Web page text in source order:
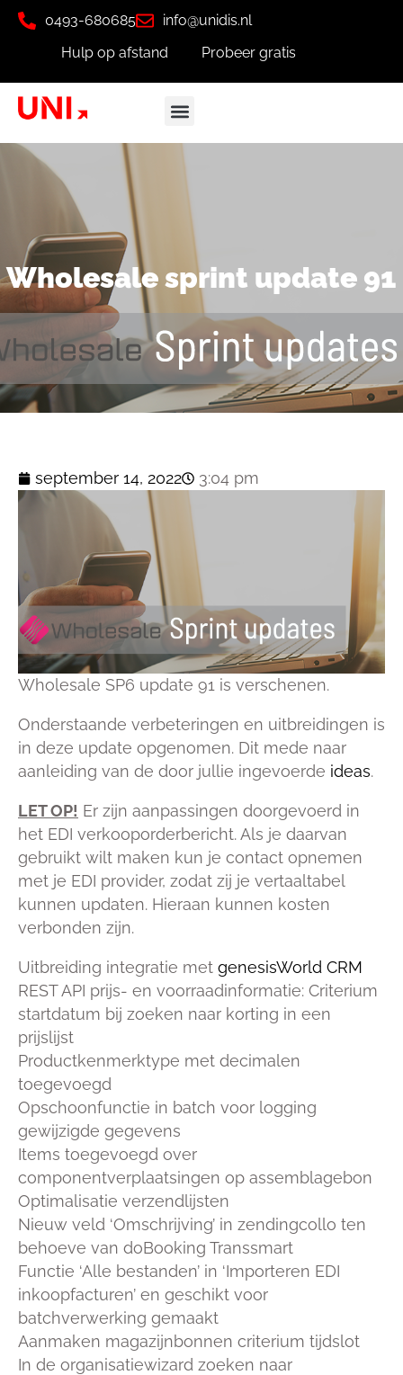
0493-680685
info@unidis.nl
Hulp op afstand
Probeer gratis
Wholesale sprint update 91
september 14, 2022 3:04 pm
Wholesale SP6 update 91 is verschenen.
Onderstaande verbeteringen en uitbreidingen is
in deze update opgenomen. Dit mede naar
aanleiding van de door jullie ingevoerde ideas.
LET OP! Er zijn aanpassingen doorgevoerd in
het EDI verkooporderbericht. Als je daarvan
gebruikt wilt maken kun je contact opnemen
met je EDI provider, zodat zij je vertaaltabel
kunnen updaten. Hieraan kunnen kosten
verbonden zijn.
Uitbreiding integratie met genesisWorld CRM
REST API prijs- en voorraadinformatie: Criterium
startdatum bij zoeken naar korting in een
prijslijst
Productkenmerktype met decimalen
toegevoegd
Opschoonfunctie in batch voor logging
gewijzigde gegevens
Items toegevoegd over
componentverplaatsingen op assemblagebon
Optimalisatie verzendlijsten
Nieuw veld ‘Omschrijving’ in zendingcollo ten
behoeve van doBooking Transsmart
Functie ‘Alle bestanden’ in ‘Importeren EDI
inkoopfacturen’ en geschikt voor
batchverwerking gemaakt
Aanmaken magazijnbonnen criterium tijdslot
In de organisatiewizard zoeken naar